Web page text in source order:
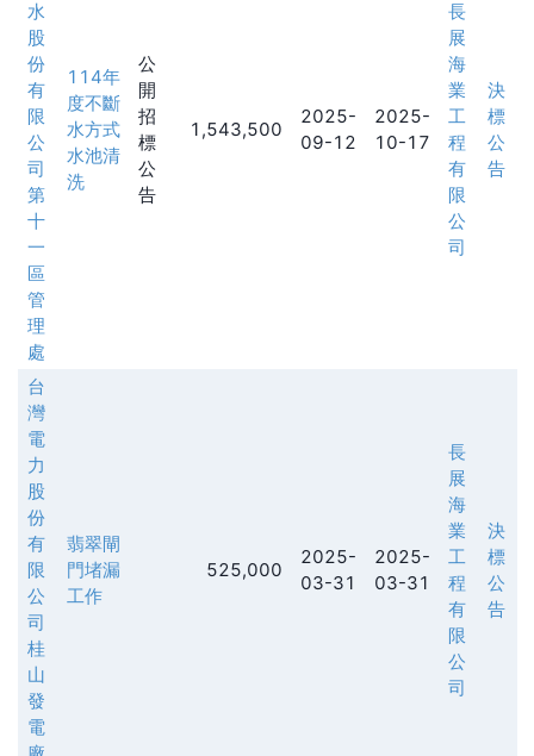
水
股
份
有
限
公
司
第
十
一
區
管
理
處
114年
度不斷
水方式
水池清
洗
公
開
招
標
公
告
1,543,500
2025-
09-12
2025-
10-17
長
展
海
業
工
程
有
限
公
司
決
標
公
告
台
灣
電
力
股
份
有
限
公
司
桂
山
發
電
翡翠閘
門堵漏
工作
525,000
2025-
03-31
2025-
03-31
長
展
海
業
工
程
有
限
公
司
決
標
公
告